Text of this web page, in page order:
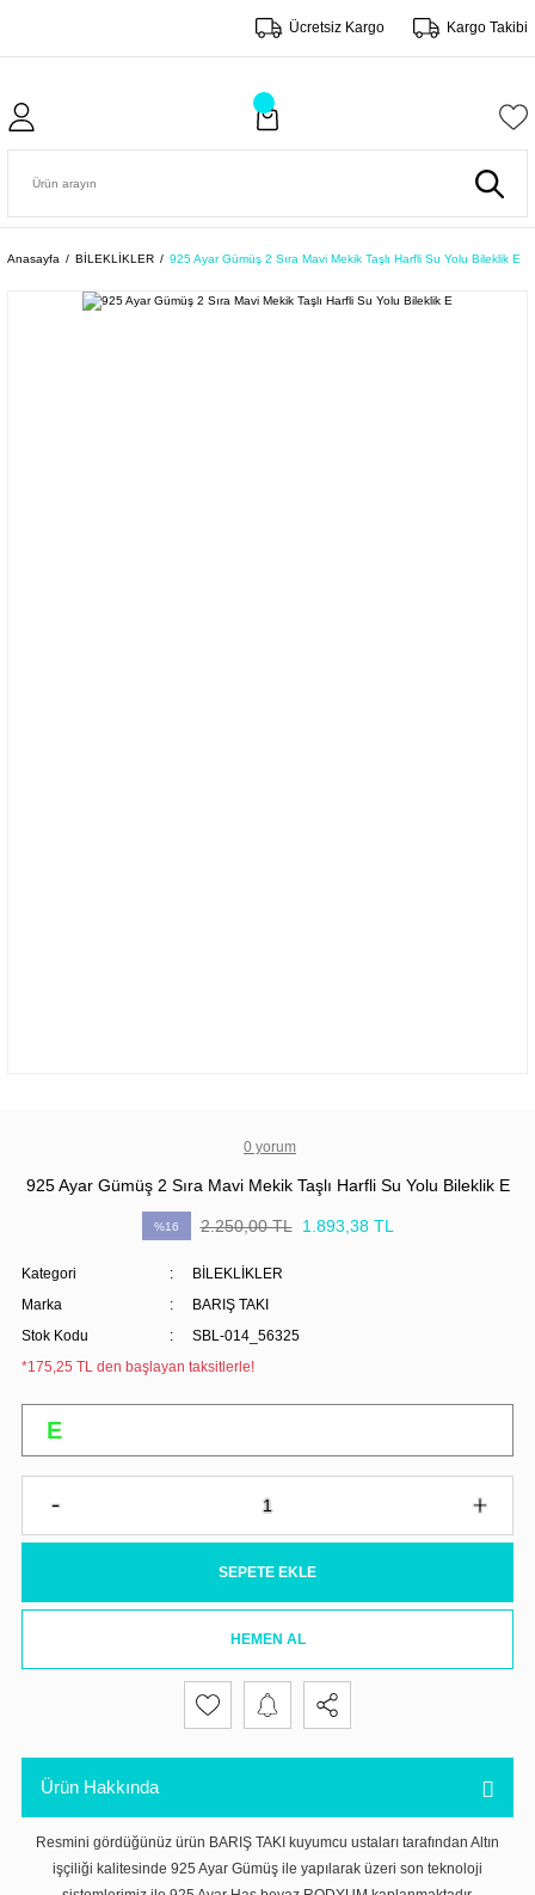
Ücretsiz Kargo Kargo Takibi
Anasayfa BİLEKLİKLER 925 Ayar Gümüş 2 Sıra Mavi Mekik Taşlı Harfli Su Yolu Bileklik E
0 yorum
925 Ayar Gümüş 2 Sıra Mavi Mekik Taşlı Harfli Su Yolu Bileklik E
%16 2.250,00 TL 1.893,38 TL
Kategori
BİLEKLİKLER
Marka
BARIŞ TAKI
Stok Kodu
SBL-014_56325
*175,25 TL den başlayan taksitlerle!
SEPETE EKLE
HEMEN AL
Ürün Hakkında
Resmini gördüğünüz ürün BARIŞ TAKI kuyumcu ustaları tarafından Altın
işçiliği kalitesinde 925 Ayar Gümüş ile yapılarak üzeri son teknoloji